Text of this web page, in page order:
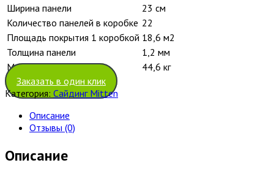
Ширина панели
23 см
Количество панелей в коробке 22
Площадь покрытия 1 коробкой 18,6 м2
Толщина панели
1,2 мм
Масса коробки
44,6 кг
Заказать в один клик
Категория: Сайдинг Mitten
Описание
Отзывы (0)
Описание